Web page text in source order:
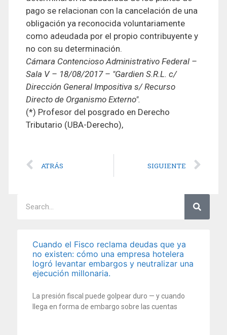
pago se relacionan con la cancelación de una
obligación ya reconocida voluntariamente
como adeudada por el propio contribuyente y
no con su determinación.
Cámara Contencioso Administrativo Federal –
Sala V – 18/08/2017 – "Gardien S.R.L. c/
Dirección General Impositiva s/ Recurso
Directo de Organismo Externo".
(*) Profesor del posgrado en Derecho
Tributario (UBA-Derecho),
ATRÁS SIGUIENTE
Cuando el Fisco reclama deudas que ya
no existen: cómo una empresa hotelera
logró levantar embargos y neutralizar una
ejecución millonaria.
La presión fiscal puede golpear duro — y cuando
llega en forma de embargo sobre las cuentas